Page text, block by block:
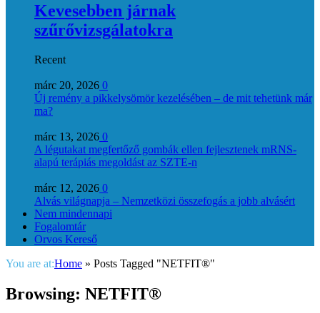
Kevesebben járnak
szűrővizsgálatokra
Recent
márc 20, 2026 0
Új remény a pikkelysömör kezelésében – de mit tehetünk már
ma?
márc 13, 2026 0
A légutakat megfertőző gombák ellen fejlesztenek mRNS-
alapú terápiás megoldást az SZTE-n
márc 12, 2026 0
Alvás világnapja – Nemzetközi összefogás a jobb alvásért
Nem mindennapi
Fogalomtár
Orvos Kereső
You are at:Home » Posts Tagged "NETFIT®"
Browsing: NETFIT®